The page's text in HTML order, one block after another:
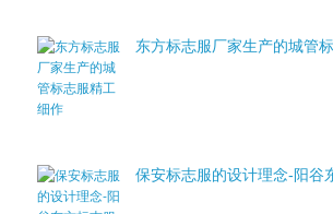
东方标志服厂家生产的城管
保安标志服的设计理念-阳谷